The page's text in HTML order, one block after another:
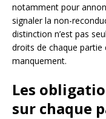
notamment pour
signaler la non-
distinction n’est pas
droits de chaque partie
manquement.
Les
sur chaque